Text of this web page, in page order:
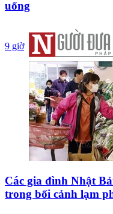
uống
9 giờ
Các gia đình Nhật
trong bối cảnh lạm